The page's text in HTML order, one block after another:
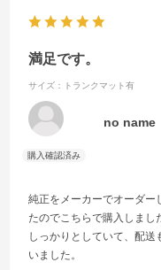
満足です。
サイズ：トランクマット有
no name
純正をメーカーでオーダー
たのでこちらで購入しまし
しっかりとしていて、配
いました。